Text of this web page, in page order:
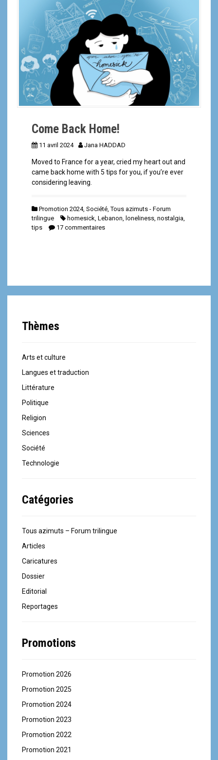
Come Back Home!
11 avril 2024 Jana HADDAD
Moved to France for a year, cried my heart out and
came back home with 5 tips for you, if you’re ever
considering leaving.
Promotion 2024, Société ,Tous azimuts - Forum
trilingue
homesick Lebanon loneliness nostalgia
tips
17 commentaires
Thèmes
Arts et culture
Langues et traduction
Littérature
Politique
Religion
Sciences
Société
Technologie
Catégories
Tous azimuts – Forum trilingue
Articles
Caricatures
Dossier
Editorial
Reportages
Promotions
Promotion 2026
Promotion 2025
Promotion 2024
Promotion 2023
Promotion 2022
Promotion 2021